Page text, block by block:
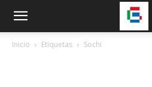
Inicio Etiquetas Sochi